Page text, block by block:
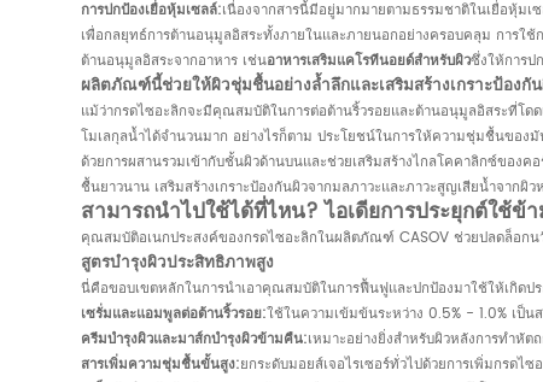
การปกป้องเยื่อหุ้มเซลล์:เนื่องจากสารนี้มีอยู่มากมายตามธรรมชาติในเยื่อหุ้ม
เพื่อกลยุทธ์การต้านอนุมูลอิสระทั้งภายในและภายนอกอย่างครอบคลุม การใ
ต้านอนุมูลอิสระจากอาหาร เช่นอาหารเสริมแคโรทีนอยด์สำหรับผิวซึ่งให้การป
ผลิตภัณฑ์นี้ช่วยให้ผิวชุ่มชื้นอย่างล้ำลึกและเสริมสร้างเกราะป้องกั
แม้ว่ากรดไซอะลิกจะมีคุณสมบัติในการต่อต้านริ้วรอยและต้านอนุมูลอิสระที่
โมเลกุลน้ำได้จำนวนมาก อย่างไรก็ตาม ประโยชน์ในการให้ความชุ่มชื้นขอ
ด้วยการผสานรวมเข้ากับชั้นผิวด้านบนและช่วยเสริมสร้างไกลโคคาลิกซ์ขอ
ชื้นยาวนาน เสริมสร้างเกราะป้องกันผิวจากมลภาวะและภาวะสูญเสียน้ำจา
สามารถนำไปใช้ได้ที่ไหน? ไอเดียการประยุกต์ใช้ข้
คุณสมบัติอเนกประสงค์ของกรดไซอะลิกในผลิตภัณฑ์ CASOV ช่วยปลดล็อกน
สูตรบำรุงผิวประสิทธิภาพสูง
นี่คือขอบเขตหลักในการนำเอาคุณสมบัติในการฟื้นฟูและปกป้องมาใช้ให้เกิดป
เซรั่มและแอมพูลต่อต้านริ้วรอย:ใช้ในความเข้มข้นระหว่าง 0.5% - 1.0% เป็
ครีมบำรุงผิวและมาส์กบำรุงผิวข้ามคืน:เหมาะอย่างยิ่งสำหรับผิวหลังการทำหั
สารเพิ่มความชุ่มชื้นขั้นสูง:ยกระดับมอยส์เจอไรเซอร์ทั่วไปด้วยการเพิ่มกรด